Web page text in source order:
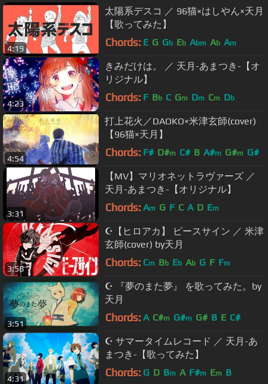
4:19
太陽系デスコ ／ 96猫×はしやん×天月
【歌ってみた】
Chords: E G Gb Eb Abm Ab Am
4:23
きみだけは。 ／ 天月-あまつき-【オ
リジナル】
Chords: F Bb C Gm Dm Cm Db
4:54
打上花火／DAOKO×米津玄師(cover)
【96猫×天月】
Chords: F# D#m C# B A#m G#m G#
3:31
【MV】マリオネットラヴァーズ ／
天月-あまつき-【オリジナル】
Chords: Am G F C A D Em
3:58
☪【ヒロアカ】 ピースサイン ／ 米津
玄師(cover) by天月
Chords: Cm Bb Eb Ab G F Fm
3:51
☪ 『夢のまた夢』 を歌ってみた。by
天月
Chords: A C#m G#m G# B E C#
4:31
☪ サマータイムレコード ／ 天月-あ
まつき-【歌ってみた】
Chords: G D Bm A F#m Em B